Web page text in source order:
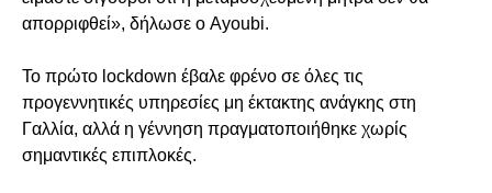
απορριφθεί», δήλωσε ο Ayoubi.
Το πρώτο lockdown έβαλε φρένο σε όλες τις
προγεννητικές υπηρεσίες μη έκτακτης ανάγκης στη
Γαλλία, αλλά η γέννηση πραγματοποιήθηκε χωρίς
σημαντικές επιπλοκές.